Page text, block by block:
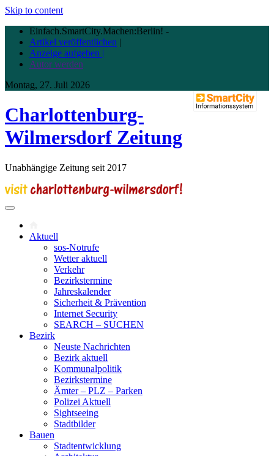
Skip to content
Einfach.SmartCity.Machen:Berlin! -
Artikel veröffentlichen |
Anzeige aufgeben |
Autor werden
Montag, 27. Juli 2026
Charlottenburg-
Wilmersdorf Zeitung
Unabhängige Zeitung seit 2017
Aktuell
sos-Notrufe
Wetter aktuell
Verkehr
Bezirkstermine
Jahreskalender
Sicherheit & Prävention
Internet Security
SEARCH – SUCHEN
Bezirk
Neuste Nachrichten
Bezirk aktuell
Kommunalpolitik
Bezirkstermine
Ämter – PLZ – Parken
Polizei Aktuell
Sightseeing
Stadtbilder
Bauen
Stadtentwicklung